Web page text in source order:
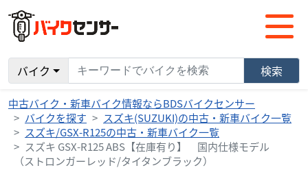
バイク 検索
中古バイク・新車バイク情報ならBDSバイクセンサー
バイクを探す
スズキ(SUZUKI)の中古・新車バイク一覧
スズキ/GSX-R125の中古・新車バイク一覧
スズキ GSX-R125 ABS【在庫有り】 国内仕様モデル
（ストロンガーレッド/タイタンブラック）